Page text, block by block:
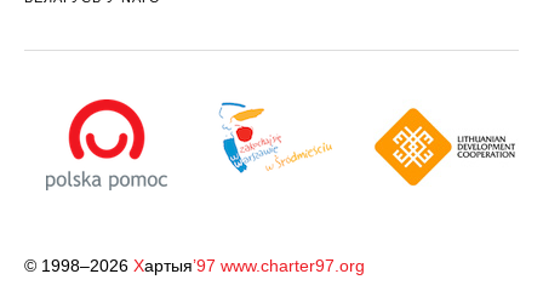
© 1998–2026 Хартыя’97 www.charter97.org